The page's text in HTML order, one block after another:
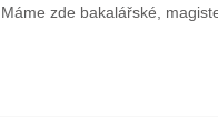
Máme zde bakalářské,